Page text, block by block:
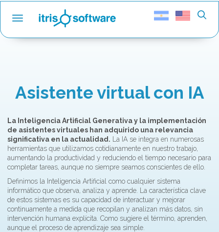
Toggle navigation
Asistente virtual con IA
La Inteligencia Artificial Generativa y la implementación
de asistentes virtuales han adquirido una relevancia
significativa en la actualidad. La IA se integra en numerosas
herramientas que utilizamos cotidianamente en nuestro trabajo,
aumentando la productividad y reduciendo el tiempo necesario para
completar tareas, aunque no siempre seamos conscientes de ello.
Definimos la Inteligencia Artificial como cualquier sistema
informático que observa, analiza y aprende. La característica clave
de estos sistemas es su capacidad de interactuar y mejorar
continuamente a medida que recopilan y analizan más datos, sin
intervención humana explícita. Como sugiere el término, aprenden,
aunque el proceso de aprendizaje sea simple.